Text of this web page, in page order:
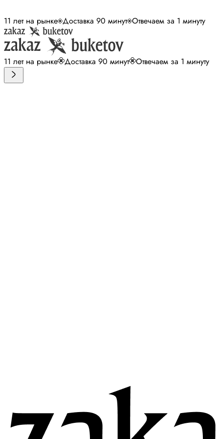
11 лет на рынке Доставка 90 минут Отвечаем за 1 минуту
11 лет на рынке Доставка 90 минут Отвечаем за 1 минуту